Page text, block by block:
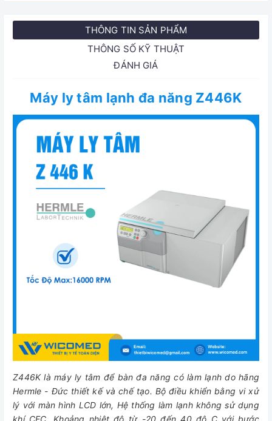
THÔNG TIN SẢN PHẨM
THÔNG SỐ KỸ THUẬT
ĐÁNH GIÁ
Máy ly tâm lạnh đa năng Z446K
Z446K là máy ly tâm để bàn đa năng có làm lạnh do hãng
Hermle - Đức thiết kế và chế tạo. Bộ điều khiển bằng vi xử
lý với màn hình LCD lớn, Hệ thống làm lạnh không sử dụng
khí CFC. Khoảng nhiệt độ từ -20 đến 40 độ C với bước